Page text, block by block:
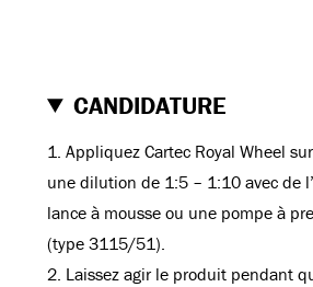
CANDIDATURE
1. Appliquez Cartec Royal Wheel
une dilution de 1:5 – 1:10 avec de
lance à mousse ou une pompe à
(type 3115/51).
2. Laissez agir le produit pendant